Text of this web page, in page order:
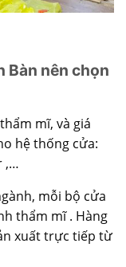
Bàn nên chọn
mĩ, và giá
hệ thống cửa:
,…
mỗi bộ cửa
thẩm mĩ . Hàng
xuất trực tiếp từ